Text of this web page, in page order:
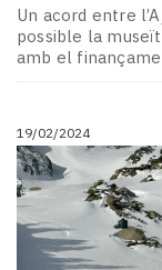
Un acord entre
possible la
amb el
19/02/2024